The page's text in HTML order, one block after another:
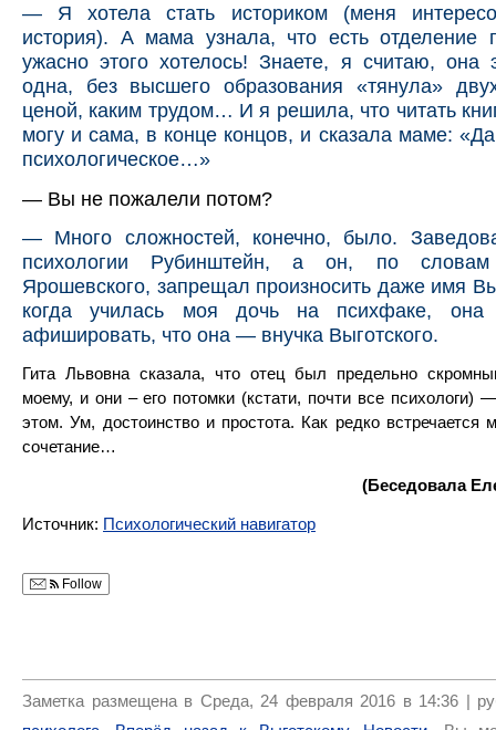
— Я хотела стать историком (меня
история). А мама узнала, что есть отделение
ужасно этого хотелось! Знаете, я считаю, она
одна, без высшего образования «тянула»
ценой, каким трудом… И я решила, что читать
могу и сама, в конце концов, и сказала маме:
психологическое…»
— Вы не пожалели потом?
— Много сложностей, конечно, было.
психологии Рубинштейн, а он, по словам
Ярошевского, запрещал произносить даже имя
когда училась моя дочь на психфаке, она
афишировать, что она — внучка Выготского.
Гита Львовна сказала, что отец был предельно
моему, и они – его потомки (кстати, почти все психологи)
этом. Ум, достоинство и простота. Как редко встречается
сочетание…
(Беседовала
Источник: Психологический навигатор
Follow
Заметка размещена в Среда, 24 февраля 2016 в 14:36 |